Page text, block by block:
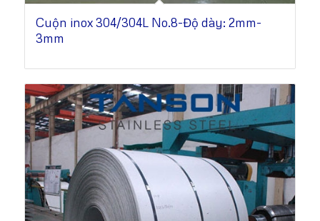
Cuộn inox 304/304L No.8-Độ dày: 2mm-
3mm